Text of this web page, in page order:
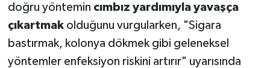
doğru yöntemin cımbız yardımıyla yavaşça
çıkartmakolduğunu vurgularken, "Sigara
bastırmak, kolonya dökmek gibi geleneksel
yöntemler enfeksiyon riskini artırır" uyarısında